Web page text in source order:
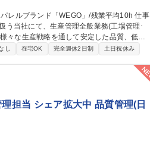
う当社にて、生産管理全般業務(工場管理･
なります。工場管理は本社にて電話やWE
し 在宅OK 完全週休2日制 土日祝休み
担当 シェア拡大中 品質管理(日